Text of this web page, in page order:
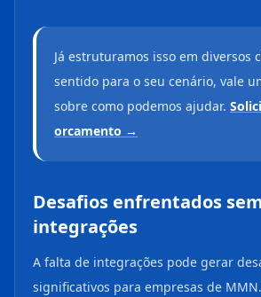
Já estruturamos isso em diversos
sentido para o seu cenário, vale
sobre como podemos ajudar.
orcamento →
Desafios enfrentados
integrações
A falta de integrações pode gerar
significativos para empresas de